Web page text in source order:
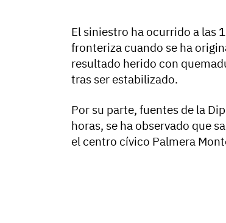
El siniestro ha ocurrido a las
fronteriza cuando se ha
resultado herido con
tras ser estabilizado.
Por su parte, fuentes de la
horas, se ha observado que
el centro cívico Palmera